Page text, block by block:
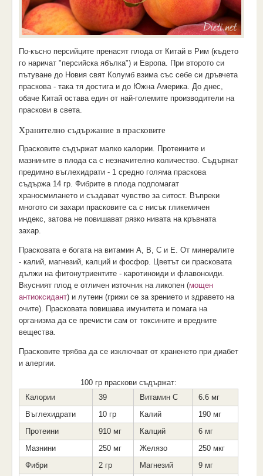
По-късно персийците пренасят плода от Китай в Рим (където
го наричат "персийска ябълка") и Европа. При второто си
пътуване до Новия свят Колумб взима със себе си дръвчета
праскова - така тя достига и до Южна Америка. До днес,
обаче Китай остава един от най-големите производители на
праскови в света.
Хранително съдържание в прасковите
Прасковите съдържат малко калории. Протеините и
мазнините в плода са с незначително количество. Съдържат
предимно въглехидрати - 1 средно голяма праскова
съдържа 14 гр. Фибрите в плода подпомагат
храносмилането и създават чувство за ситост. Въпреки
многото си захари прасковите са с нисък гликемичен
индекс, затова не повишават рязко нивата на кръвната
захар.
Прасковата е богата на витамин А, В, С и Е. От минералите
- калий, магнезий, калций и фосфор. Цветът си прасковата
дължи на фитонутриентите - каротиноиди и флавоноиди.
Вкусният плод е отличен източник на ликопен (мощен
антиоксидант) и лутеин (грижи се за зрението и здравето на
очите). Прасковата повишава имунитета и помага на
организма да се пречисти сам от токсините и вредните
вещества.
Прасковите трябва да се изключват от храненето при диабет
и алергии.
100 гр праскови съдържат:
Калории
39 Витамин С
6.6 мг
Въглехидрати
10 гр Калий
190 мг
Протеини
910 мг Калций
6 мг
Мазнини
250 мг Желязо
250 мкг
Фибри
2 гр Магнезий
9 мг